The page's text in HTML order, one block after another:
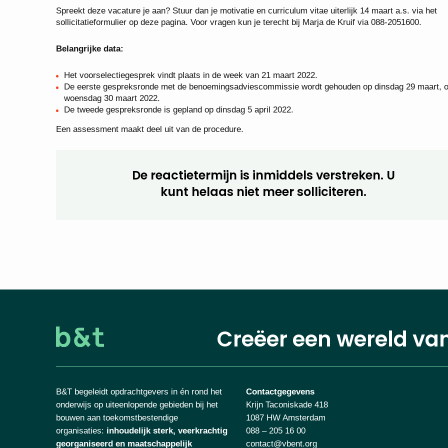
Spreekt deze vacature je aan? Stuur dan je motivatie en curriculum vitae uiterlijk 14 maart a.s. via het
sollicitatieformulier op deze pagina. Voor vragen kun je terecht bij Marja de Kruif via 088-2051600.
Belangrijke data:
Het voorselectiegesprek vindt plaats in de week van 21 maart 2022.
De eerste gespreksronde met de benoemingsadviescommissie wordt gehouden op dinsdag 29 maart,
woensdag 30 maart 2022.
De tweede gespreksronde is gepland op dinsdag 5 april 2022.
Een assessment maakt deel uit van de procedure.
De reactietermijn is inmiddels verstreken. U
kunt helaas niet meer solliciteren.
Creëer een wereld
B&T begeleidt opdrachtgevers in én rond het
onderwijs op uiteenlopende gebieden bij het
bouwen aan toekomstbestendige
organisaties: inhoudelijk sterk, veerkrachtig
georganiseerd en maatschappelijk
Contactgegevens
Krijn Taconiskade 418
1087 HW Amsterdam
088 – 205 16 00
contact@vbent.org